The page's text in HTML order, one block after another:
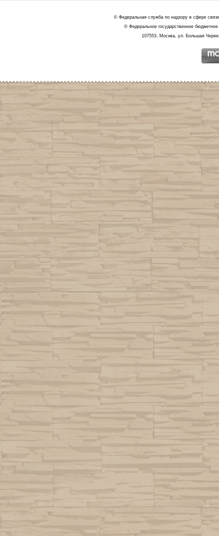
© Федеральная служба по надзору в сфере
© Федеральное государственное
107553, Москва, ул. Большая